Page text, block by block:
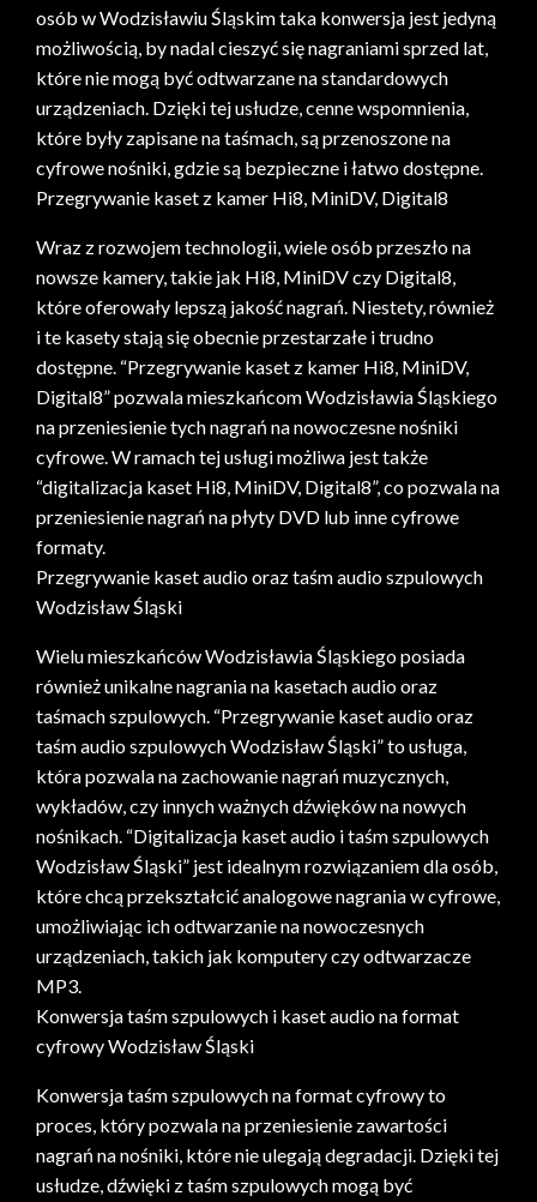
osób w Wodzisławiu Śląskim taka konwersja jest jedyną
możliwością, by nadal cieszyć się nagraniami sprzed lat,
które nie mogą być odtwarzane na standardowych
urządzeniach. Dzięki tej usłudze, cenne wspomnienia,
które były zapisane na taśmach, są przenoszone na
cyfrowe nośniki, gdzie są bezpieczne i łatwo dostępne.
Przegrywanie kaset z kamer Hi8, MiniDV, Digital8
Wraz z rozwojem technologii, wiele osób przeszło na
nowsze kamery, takie jak Hi8, MiniDV czy Digital8,
które oferowały lepszą jakość nagrań. Niestety, również
i te kasety stają się obecnie przestarzałe i trudno
dostępne. “Przegrywanie kaset z kamer Hi8, MiniDV,
Digital8” pozwala mieszkańcom Wodzisławia Śląskiego
na przeniesienie tych nagrań na nowoczesne nośniki
cyfrowe. W ramach tej usługi możliwa jest także
“digitalizacja kaset Hi8, MiniDV, Digital8”, co pozwala na
przeniesienie nagrań na płyty DVD lub inne cyfrowe
formaty.
Przegrywanie kaset audio oraz taśm audio szpulowych
Wodzisław Śląski
Wielu mieszkańców Wodzisławia Śląskiego posiada
również unikalne nagrania na kasetach audio oraz
taśmach szpulowych. “Przegrywanie kaset audio oraz
taśm audio szpulowych Wodzisław Śląski” to usługa,
która pozwala na zachowanie nagrań muzycznych,
wykładów, czy innych ważnych dźwięków na nowych
nośnikach. “Digitalizacja kaset audio i taśm szpulowych
Wodzisław Śląski” jest idealnym rozwiązaniem dla osób,
które chcą przekształcić analogowe nagrania w cyfrowe,
umożliwiając ich odtwarzanie na nowoczesnych
urządzeniach, takich jak komputery czy odtwarzacze
MP3.
Konwersja taśm szpulowych i kaset audio na format
cyfrowy Wodzisław Śląski
Konwersja taśm szpulowych na format cyfrowy to
proces, który pozwala na przeniesienie zawartości
nagrań na nośniki, które nie ulegają degradacji. Dzięki tej
usłudze, dźwięki z taśm szpulowych mogą być